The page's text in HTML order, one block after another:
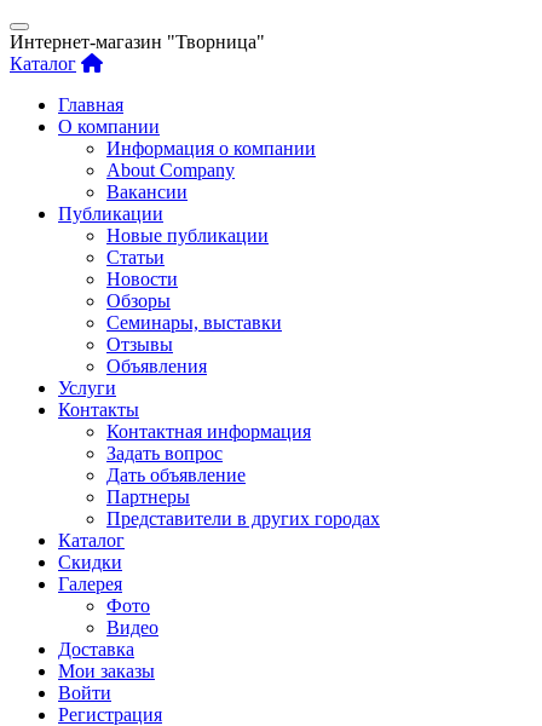
Интернет-магазин "Творница"
Каталог
Главная
О компании
Информация о компании
About Company
Вакансии
Публикации
Новые публикации
Статьи
Новости
Обзоры
Семинары, выставки
Отзывы
Объявления
Услуги
Контакты
Контактная информация
Задать вопрос
Дать объявление
Партнеры
Представители в других городах
Каталог
Скидки
Галерея
Фото
Видео
Доставка
Мои заказы
Войти
Регистрация